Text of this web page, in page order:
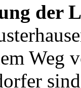
der
Weg